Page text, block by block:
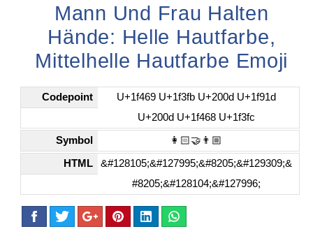
Mann Und Frau Halten
Hände: Helle Hautfarbe,
Mittelhelle Hautfarbe Emoji
Codepoint
U+1f469 U+1f3fb U+200d U+1f91d
U+200d U+1f468 U+1f3fc
Symbol 👩🏻‍🤝‍👨🏼
HTML
&#128105;&#127995;&#8205;&#129309;&
#8205;&#128104;&#127996;